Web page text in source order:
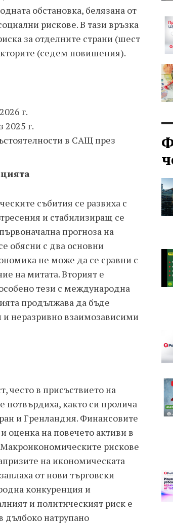
обстановка, белязана от
рискове. В тази връзка
за отделните страни (шест
(седем повишения).
г.
2025 г.
в САЩ през
събития се развиха с
и стабилизиращ се
прогноза на
обясни с два основни
не може да се сравни с
на митата. Вторият е
тези с международна
продължава да бъде
неразривно взаимозависими
често в присъствието на
потвърдиха, както си пролича
и Гренландия. Финансовите
оценка на повечето активи в
рискове
на икономическата
от нови търговски
конкуренция и
и политическият риск е
дълбоко натрупано